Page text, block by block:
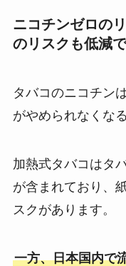
ニコチンゼロの
のリスクも低減
タバコのニコチン
がやめられなくな
加熱式タバコはタ
が含まれており、
スクがあります。
一方、日本国内で